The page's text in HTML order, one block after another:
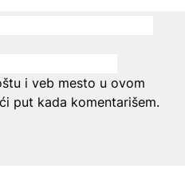
i veb mesto u ovom
put kada komentarišem.